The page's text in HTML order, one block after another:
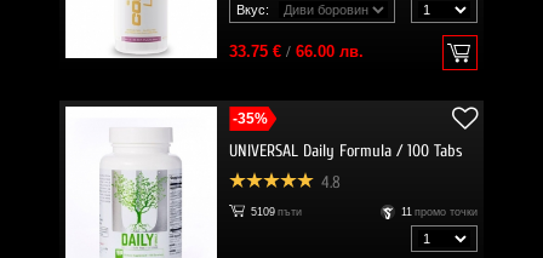
Вкус:
33.75 €/ 66.00 лв.
-35%
UNIVERSAL Daily Formula / 100 Tabs
4.8
5109 пъти 11 промо точки